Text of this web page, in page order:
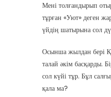
Мені толғандырып
тұрған «Уют» деген
үйдің шатырына сол
Осынша жылдан бері
талай әкім басқарды.
сол күйі тұр. Бұл
қала ма?